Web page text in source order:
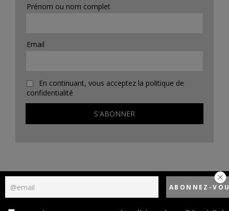
Prénom ou nom complet
Email
En continuant, vous acceptez la politique de
confidentialité